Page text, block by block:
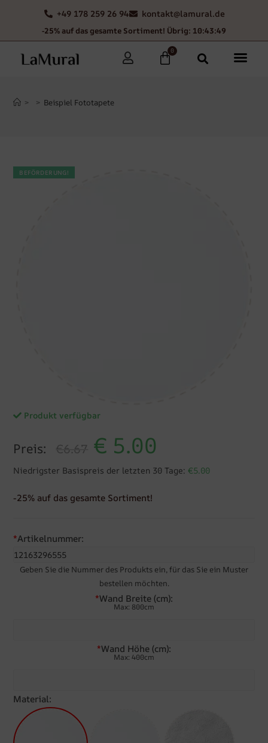
+49 178 259 26 94 kontakt@lamural.de
-25% auf das gesamte Sortiment! Übrig: 10:43:48
0
> > Beispiel Fototapete
BEFÖRDERUNG!
Produkt verfügbar
Preis: €6.67 € 5.00
Niedrigster Basispreis der letzten 30 Tage: €5.00
-25% auf das gesamte Sortiment!
*Artikelnummer:
Geben Sie die Nummer des Produkts ein, für das Sie ein Muster
bestellen möchten.
*Wand Breite (cm):
Max: 800cm
*Wand Höhe (cm):
Max: 400cm
Material: